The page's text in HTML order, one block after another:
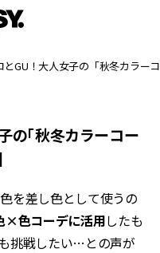
とGU！大人女子の「秋冬カラー
の「秋冬カラーコー
を差し色として使うの
×色コーデに活用したも
挑戦したい…との声が